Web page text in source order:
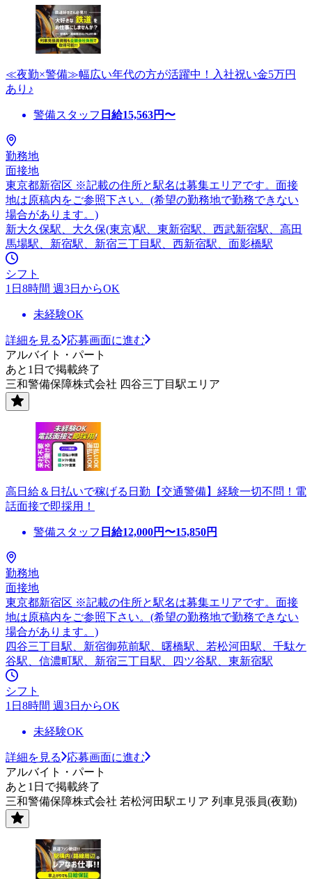
≪夜勤×警備≫幅広い年代の方が活躍中！入社祝い金5万円
あり♪
警備スタッフ 日給15,563円〜
勤務地
面接地
東京都新宿区 ※記載の住所と駅名は募集エリアです。面接
地は原稿内をご参照下さい。(希望の勤務地で勤務できない
場合があります。)
新大久保駅、大久保(東京)駅、東新宿駅、西武新宿駅、高田
馬場駅、新宿駅、新宿三丁目駅、西新宿駅、面影橋駅
シフト
1日8時間 週3日からOK
未経験OK
詳細を見る
応募画面に進む
アルバイト・パート
あと1日で掲載終了
三和警備保障株式会社 四谷三丁目駅エリア
高日給＆日払いで稼げる日勤【交通警備】経験一切不問！電
話面接で即採用！
警備スタッフ 日給12,000円〜15,850円
勤務地
面接地
東京都新宿区 ※記載の住所と駅名は募集エリアです。面接
地は原稿内をご参照下さい。(希望の勤務地で勤務できない
場合があります。)
四谷三丁目駅、新宿御苑前駅、曙橋駅、若松河田駅、千駄ケ
谷駅、信濃町駅、新宿三丁目駅、四ツ谷駅、東新宿駅
シフト
1日8時間 週3日からOK
未経験OK
詳細を見る
応募画面に進む
アルバイト・パート
あと1日で掲載終了
三和警備保障株式会社 若松河田駅エリア 列車見張員(夜勤)